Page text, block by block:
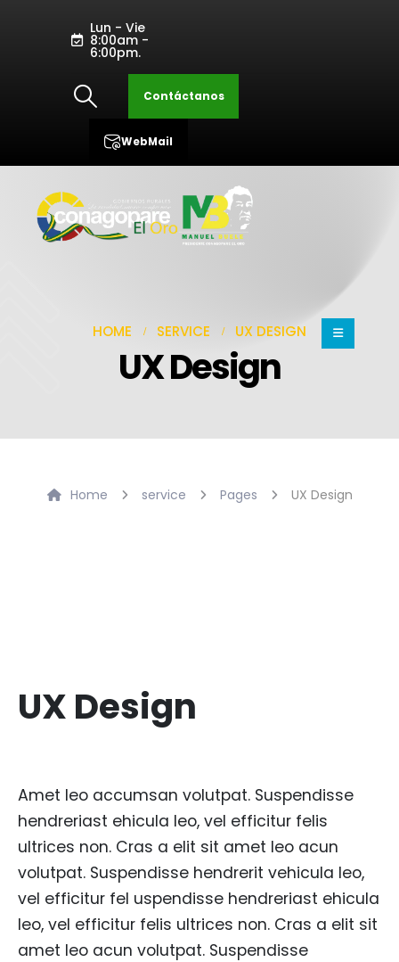
Lun - Vie
8:00am -
6:00pm.
Contáctanos
WebMail
HOME SERVICE UX DESIGN
UX Design
Home service Pages UX Design
UX Design
Amet leo accumsan volutpat. Suspendisse
hendreriast ehicula leo, vel efficitur felis
ultrices non. Cras a elit sit amet leo acun
volutpat. Suspendisse hendrerit vehicula leo,
vel efficitur fel uspendisse hendreriast ehicula
leo, vel efficitur felis ultrices non. Cras a elit sit
amet leo acun volutpat. Suspendisse